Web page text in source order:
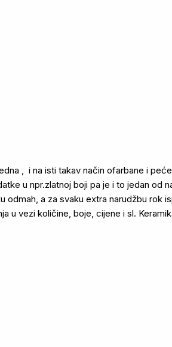
, i na isti takav način ofarbane i
u npr.zlatnoj boji pa je i to jedan od
a za svaku extra narudžbu rok
u vezi količine, boje, cijene i sl.